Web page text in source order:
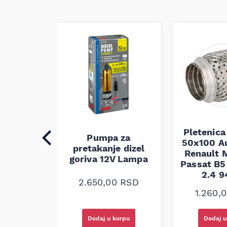
Pumpa za
pretakanje dizel
goriva 12V Lampa
2.650,00 RSD
Dodaj u korpu
50x100
Renault
Passat
2.4
Dodaj